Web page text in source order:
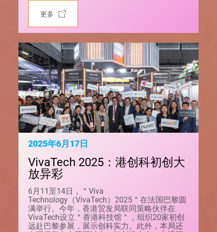
更多
2025年6月17日
VivaTech 2025：港创科初创大
放异彩
6月11至14日，＂Viva
Technology（VivaTech）2025＂在法国巴黎圆
满举行。今年，香港贸发局联同策略伙伴在
VivaTech设立＂香港科技馆＂，组织20家初创
远赴巴黎参展，展示创科实力。此外，本局还